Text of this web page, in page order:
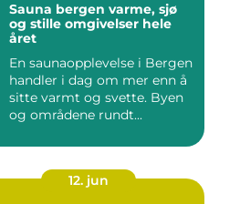
Sauna bergen varme, sjø
og stille omgivelser hele
året
En saunaopplevelse i Bergen
handler i dag om mer enn å
sitte varmt og svette. Byen
og områdene rundt...
12. jun